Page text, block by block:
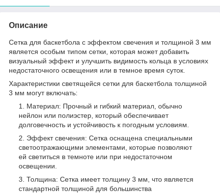
Описание
Сетка для баскетбола с эффектом свечения и толщиной 3 мм
является особым типом сетки, которая может добавить
визуальный эффект и улучшить видимость кольца в условиях
недостаточного освещения или в темное время суток.
Характеристики светящейся сетки для баскетбола толщиной
3 мм могут включать:
Материал: Прочный и гибкий материал, обычно
нейлон или полиэстер, который обеспечивает
долговечность и устойчивость к погодным условиям.
Эффект свечения: Сетка оснащена специальными
светоотражающими элементами, которые позволяют
ей светиться в темноте или при недостаточном
освещении.
Толщина: Сетка имеет толщину 3 мм, что является
стандартной толщиной для большинства